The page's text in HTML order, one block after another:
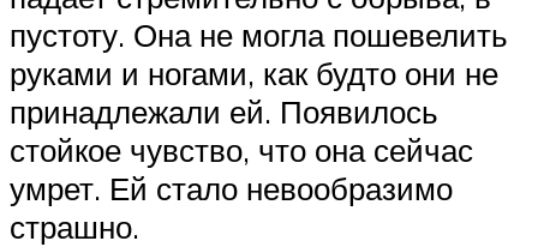
пустоту. Она не могла пошевелить
руками и ногами, как будто они не
принадлежали ей. Появилось
стойкое чувство, что она сейчас
умрет. Ей стало невообразимо
страшно.